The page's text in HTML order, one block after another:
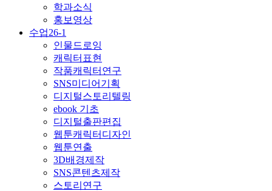
학과소식
홍보영상
수업26-1
인물드로잉
캐릭터표현
작품캐릭터연구
SNS미디어기획
디지털스토리텔링
ebook 기초
디지털출판편집
웹툰캐릭터디자인
웹툰연출
3D배경제작
SNS콘텐츠제작
스토리연구